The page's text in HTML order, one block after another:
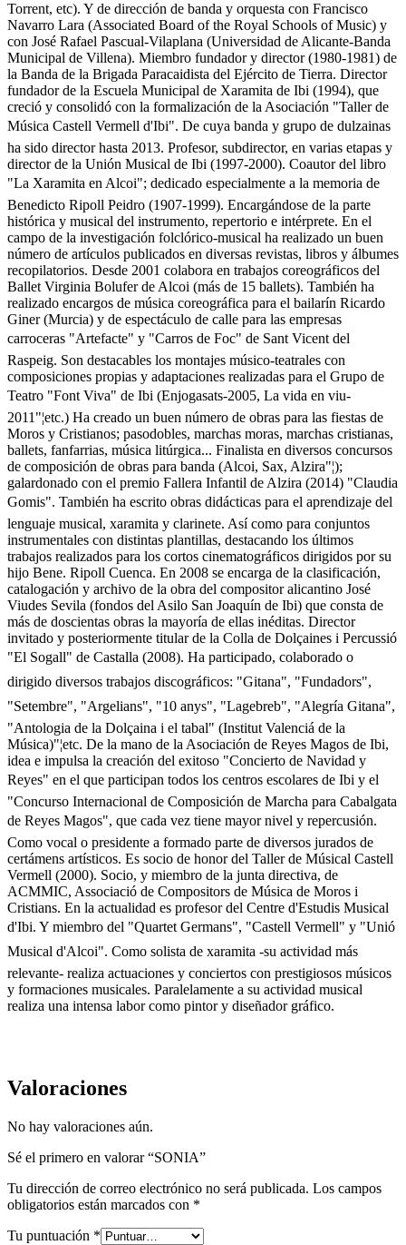
Torrent, etc). Y de dirección de banda y orquesta con Francisco
Navarro Lara (Associated Board of the Royal Schools of Music) y
con José Rafael Pascual-Vilaplana (Universidad de Alicante-Banda
Municipal de Villena). Miembro fundador y director (1980-1981) de
la Banda de la Brigada Paracaidista del Ejército de Tierra. Director
fundador de la Escuela Municipal de Xaramita de Ibi (1994), que
creció y consolidó con la formalización de la Asociación "Taller de
Música Castell Vermell d'Ibi". De cuya banda y grupo de dulzainas
ha sido director hasta 2013. Profesor, subdirector, en varias etapas y
director de la Unión Musical de Ibi (1997-2000). Coautor del libro
"La Xaramita en Alcoi"; dedicado especialmente a la memoria de
Benedicto Ripoll Peidro (1907-1999). Encargándose de la parte
histórica y musical del instrumento, repertorio e intérprete. En el
campo de la investigación folclórico-musical ha realizado un buen
número de artículos publicados en diversas revistas, libros y álbumes
recopilatorios. Desde 2001 colabora en trabajos coreográficos del
Ballet Virginia Bolufer de Alcoi (más de 15 ballets). También ha
realizado encargos de música coreográfica para el bailarín Ricardo
Giner (Murcia) y de espectáculo de calle para las empresas
carroceras "Artefacte" y "Carros de Foc" de Sant Vicent del
Raspeig. Son destacables los montajes músico-teatrales con
composiciones propias y adaptaciones realizadas para el Grupo de
Teatro "Font Viva" de Ibi (Enjogasats-2005, La vida en viu-
2011"¦etc.) Ha creado un buen número de obras para las fiestas de
Moros y Cristianos; pasodobles, marchas moras, marchas cristianas,
ballets, fanfarrias, música litúrgica... Finalista en diversos concursos
de composición de obras para banda (Alcoi, Sax, Alzira"¦);
galardonado con el premio Fallera Infantil de Alzira (2014) "Claudia
Gomis". También ha escrito obras didácticas para el aprendizaje del
lenguaje musical, xaramita y clarinete. Así como para conjuntos
instrumentales con distintas plantillas, destacando los últimos
trabajos realizados para los cortos cinematográficos dirigidos por su
hijo Bene. Ripoll Cuenca. En 2008 se encarga de la clasificación,
catalogación y archivo de la obra del compositor alicantino José
Viudes Sevila (fondos del Asilo San Joaquín de Ibi) que consta de
más de doscientas obras la mayoría de ellas inéditas. Director
invitado y posteriormente titular de la Colla de Dolçaines i Percussió
"El Sogall" de Castalla (2008). Ha participado, colaborado o
dirigido diversos trabajos discográficos: "Gitana", "Fundadors",
"Setembre", "Argelians", "10 anys", "Lagebreb", "Alegría Gitana",
"Antologia de la Dolçaina i el tabal" (Institut Valenciá de la
Música)"¦etc. De la mano de la Asociación de Reyes Magos de Ibi,
idea e impulsa la creación del exitoso "Concierto de Navidad y
Reyes" en el que participan todos los centros escolares de Ibi y el
"Concurso Internacional de Composición de Marcha para Cabalgata
de Reyes Magos", que cada vez tiene mayor nivel y repercusión.
Como vocal o presidente a formado parte de diversos jurados de
certámens artísticos. Es socio de honor del Taller de Músical Castell
Vermell (2000). Socio, y miembro de la junta directiva, de
ACMMIC, Associació de Compositors de Música de Moros i
Cristians. En la actualidad es profesor del Centre d'Estudis Musical
d'Ibi. Y miembro del "Quartet Germans", "Castell Vermell" y "Unió
Musical d'Alcoi". Como solista de xaramita -su actividad más
relevante- realiza actuaciones y conciertos con prestigiosos músicos
y formaciones musicales. Paralelamente a su actividad musical
realiza una intensa labor como pintor y diseñador gráfico.
Valoraciones
No hay valoraciones aún.
Sé el primero en valorar “SONIA”
Tu dirección de correo electrónico no será publicada. Los campos
obligatorios están marcados con *
Tu puntuación *